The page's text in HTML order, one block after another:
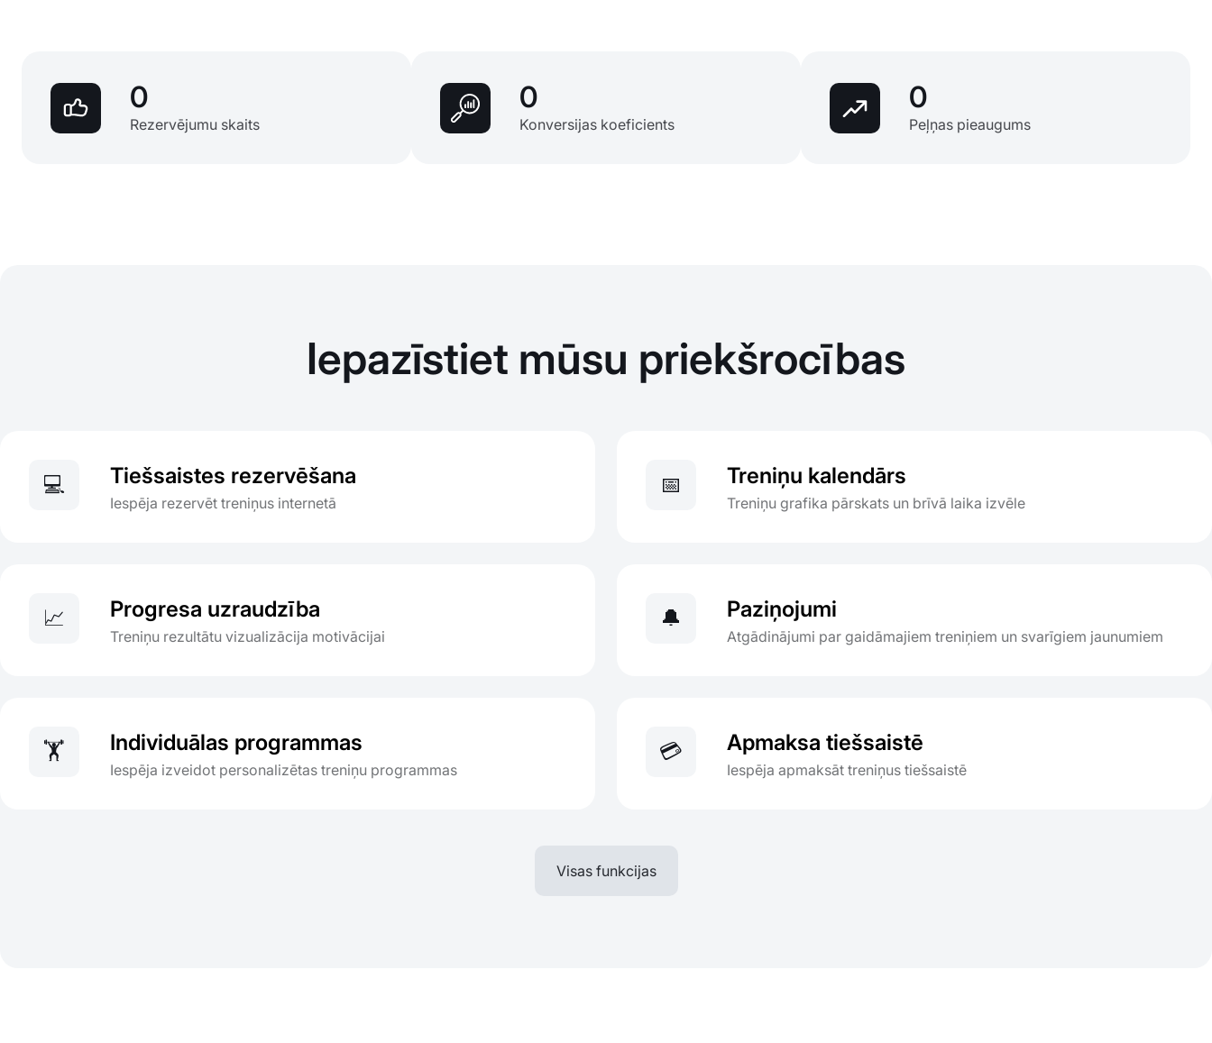
0
Rezervējumu skaits
0
Konversijas koeficients
0
Peļņas pieaugums
Iepazīstiet mūsu priekšrocības
💻 Tiešsaistes rezervēšana
Iespēja rezervēt treniņus internetā
📅 Treniņu kalendārs
Treniņu grafika pārskats un brīvā laika izvēle
📈 Progresa uzraudzība
Treniņu rezultātu vizualizācija motivācijai
🔔 Paziņojumi
Atgādinājumi par gaidāmajiem treniņiem un svarīgiem jaunumiem
🏋️ Individuālas programmas
Iespēja izveidot personalizētas treniņu programmas
💳 Apmaksa tiešsaistē
Iespēja apmaksāt treniņus tiešsaistē
Visas funkcijas